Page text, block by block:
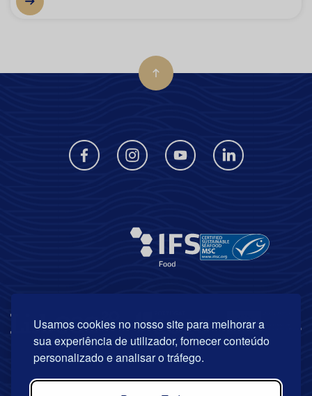
Usamos cookies no nosso site para melhorar a
sua experiência de utilizador, fornecer conteúdo
personalizado e analisar o tráfego.